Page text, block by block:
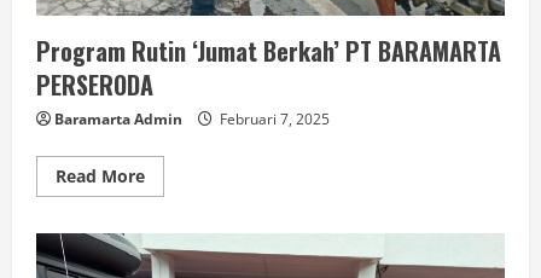
Program Rutin ‘Jumat Berkah’ PT BARAMARTA
PERSERODA
Baramarta Admin Februari 7, 2025
Read More